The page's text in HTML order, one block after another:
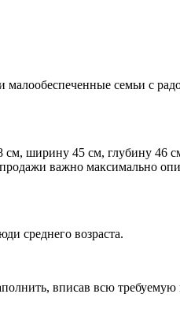
семьи с
см, ширину 45 см, глубину 46
важно максимально
среднего возраста.
вписав всю